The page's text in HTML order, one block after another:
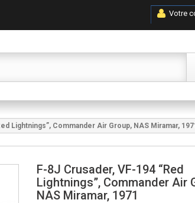
Votre
Lightnings”, Commander Air Group, NAS Miramar,
F-8J Crusader, VF-194 “Red
Lightnings”, Commander Air
NAS Miramar, 1971